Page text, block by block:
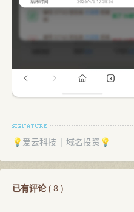
💡爱云科技 | 域名投资💡
已有评论( 8 )